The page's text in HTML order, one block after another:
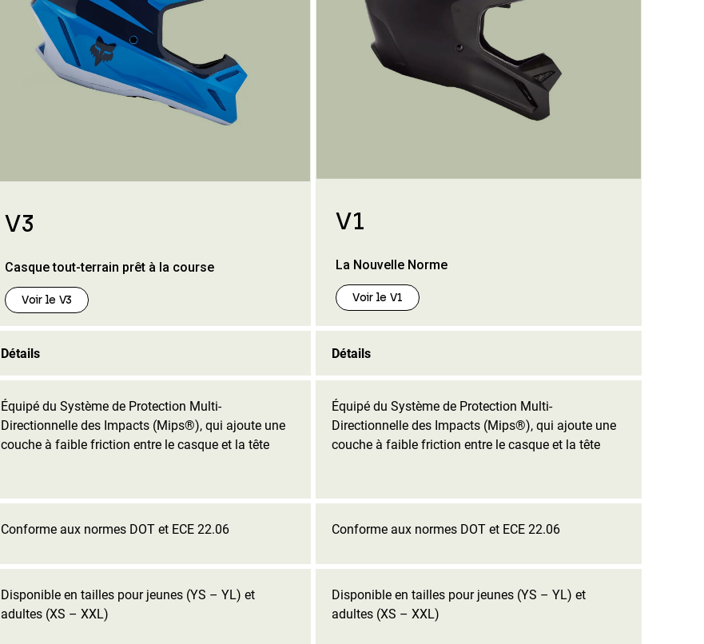
V3
Casque tout-terrain prêt à la course
Voir le V3
V1
La Nouvelle Norme
Voir le V1
Détails Détails
Équipé du Système de Protection Multi-
Directionnelle des Impacts (Mips®), qui ajoute une
couche à faible friction entre le casque et la tête
Équipé du Système de Protection Multi-
Directionnelle des Impacts (Mips®), qui ajoute une
couche à faible friction entre le casque et la tête
Conforme aux normes DOT et ECE 22.06 Conforme aux normes DOT et ECE 22.06
Disponible en tailles pour jeunes (YS – YL) et
adultes (XS – XXL)
Disponible en tailles pour jeunes (YS – YL) et
adultes (XS – XXL)